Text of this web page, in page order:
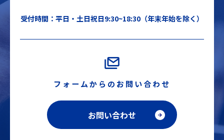
受付時間：平日・土日祝日9:30~18:30（年末年始を除く）
フォームからのお問い合わせ
お問い合わせ